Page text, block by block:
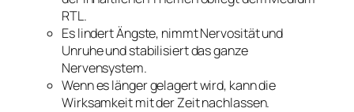
RTL.
Es lindert Ängste, nimmt Nervosität und
Unruhe und stabilisiert das ganze
Nervensystem.
Wenn es länger gelagert wird, kann die
Wirksamkeit mit der Zeit nachlassen.